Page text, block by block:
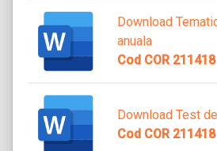
Download
anuala
Cod COR 211418
Download Test
Cod COR 211418